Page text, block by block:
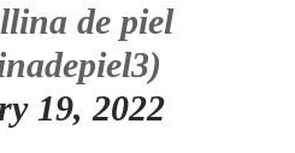
de piel
19, 2022